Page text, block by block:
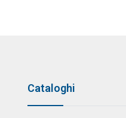
Cataloghi